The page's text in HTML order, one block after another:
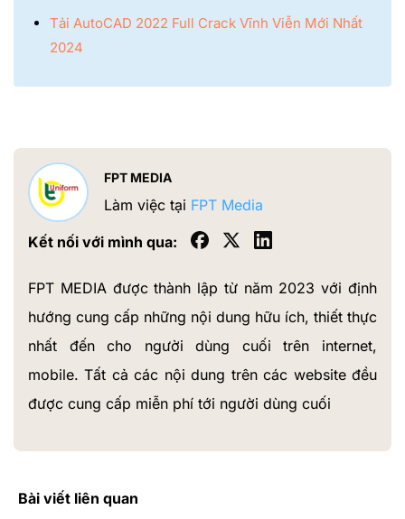
Tải AutoCAD 2022 Full Crack Vĩnh Viễn Mới Nhất
2024
FPT MEDIA
Làm việc tại FPT Media
Kết nối với mình qua:
FPT MEDIA được thành lập từ năm 2023 với định
hướng cung cấp những nội dung hữu ích, thiết thực
nhất đến cho người dùng cuối trên internet,
mobile. Tất cả các nội dung trên các website đều
được cung cấp miễn phí tới người dùng cuối
Bài viết liên quan